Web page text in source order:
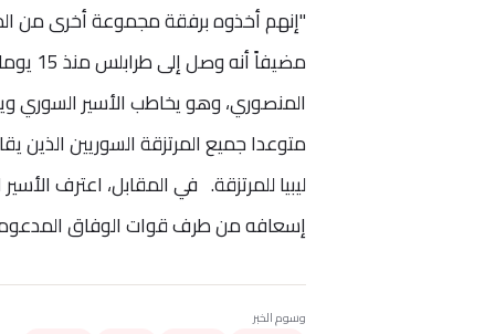
"إنهم أخذوه برفقة مجموعة أخرى من
متوعدا جميع المرتزقة السوريين الذين
إسعافه من طرف قوات الوفاق
وسوم الخبر